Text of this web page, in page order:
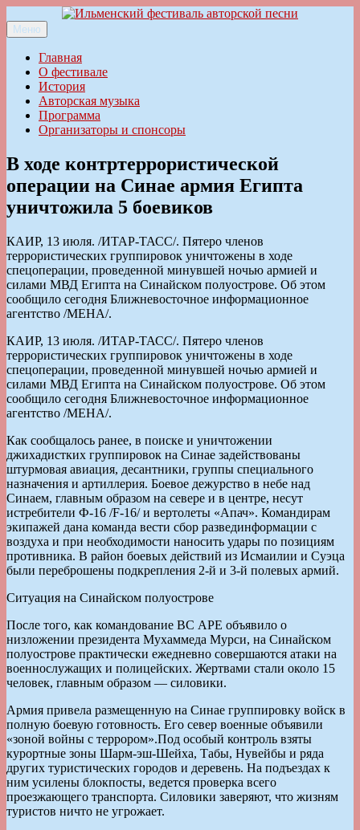
к
содержимому
Ильменский фестиваль авторской песни
Меню
Главная
О фестивале
История
Авторская музыка
Программа
Организаторы и спонсоры
В ходе контртеррористической
операции на Синае армия Египта
уничтожила 5 боевиков
КАИР, 13 июля. /ИТАР-ТАСС/. Пятеро членов
террористических группировок уничтожены в ходе
спецоперации, проведенной минувшей ночью армией и
силами МВД Египта на Синайском полуострове. Об этом
сообщило сегодня Ближневосточное информационное
агентство /МЕНА/.
КАИР, 13 июля. /ИТАР-ТАСС/. Пятеро членов
террористических группировок уничтожены в ходе
спецоперации, проведенной минувшей ночью армией и
силами МВД Египта на Синайском полуострове. Об этом
сообщило сегодня Ближневосточное информационное
агентство /МЕНА/.
Как сообщалось ранее, в поиске и уничтожении
джихадистких группировок на Синае задействованы
штурмовая авиация, десантники, группы специального
назначения и артиллерия. Боевое дежурство в небе над
Синаем, главным образом на севере и в центре, несут
истребители Ф-16 /F-16/ и вертолеты «Апач». Командирам
экипажей дана команда вести сбор развединформации с
воздуха и при необходимости наносить удары по позициям
противника. В район боевых действий из Исмаилии и Суэца
были переброшены подкрепления 2-й и 3-й полевых армий.
Ситуация на Синайском полуострове
После того, как командование ВС АРЕ объявило о
низложении президента Мухаммеда Мурси, на Синайском
полуострове практически ежедневно совершаются атаки на
военнослужащих и полицейских. Жертвами стали около 15
человек, главным образом — силовики.
Армия привела размещенную на Синае группировку войск в
полную боевую готовность. Его север военные объявили
«зоной войны с террором».Под особый контроль взяты
курортные зоны Шарм-эш-Шейха, Табы, Нувейбы и ряда
других туристических городов и деревень. На подъездах к
ним усилены блокпосты, ведется проверка всего
проезжающего транспорта. Силовики заверяют, что жизням
туристов ничто не угрожает.